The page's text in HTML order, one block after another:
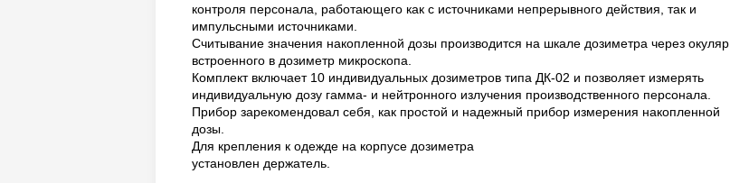
контроля персонала, работающего как с источниками непрерывного действия, так и
импульсными источниками.
Считывание значения накопленной дозы производится на шкале дозиметра через окуляр
встроенного в дозиметр микроскопа.
Комплект включает 10 индивидуальных дозиметров типа ДК-02 и позволяет измерять
индивидуальную дозу гамма- и нейтронного излучения производственного персонала.
Прибор зарекомендовал себя, как простой и надежный прибор измерения накопленной
дозы.
Для крепления к одежде на корпусе дозиметра
установлен держатель.